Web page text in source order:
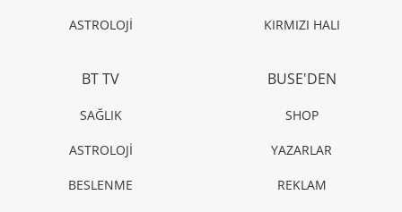
ASTROLOJİ KIRMIZI HALI
BT TV
SAĞLIK
ASTROLOJİ
BESLENME
BUSE'DEN
SHOP
YAZARLAR
REKLAM